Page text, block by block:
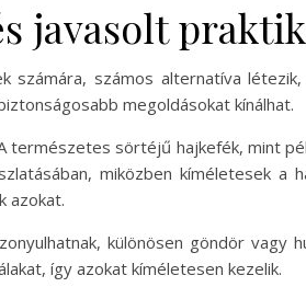
javasolt
számos alternatíva
megoldásokat kínálhat.
természetes sörtéjű hajkefék, mint
miközben kíméletesek a
azokat.
különösen göndör vagy
így azokat kíméletesen kezelik.